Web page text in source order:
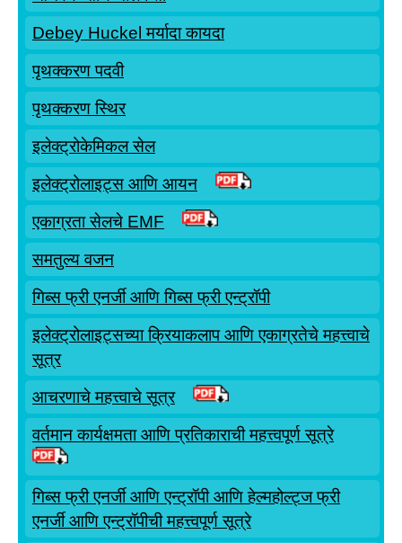
वर्तमान कार्यक्षमता आणि प्रतिकाराची महत्त्वपूर्ण सूत्रे
वाहतूक क्रमांक
समतुल्य वजन
समाधानाची सामान्यता
सरासरी क्रियाकलाप गुणांक
Debey Huckel मर्यादा कायदा
पृथक्करण पदवी
पृथक्करण स्थिर
इलेक्ट्रोकेमिकल सेल
इलेक्ट्रोलाइट्स आणि आयन
एकाग्रता सेलचे EMF
समतुल्य वजन
गिब्स फ्री एनर्जी आणि गिब्स फ्री एन्ट्रॉपी
इलेक्ट्रोलाइट्सच्या क्रियाकलाप आणि एकाग्रतेचे महत्त्वाचे
सूत्र
आचरणाचे महत्त्वाचे सूत्र
वर्तमान कार्यक्षमता आणि प्रतिकाराची महत्त्वपूर्ण सूत्रे
गिब्स फ्री एनर्जी आणि एन्ट्रॉपी आणि हेल्महोल्ट्ज फ्री
एनर्जी आणि एन्ट्रॉपीची महत्त्वपूर्ण सूत्रे